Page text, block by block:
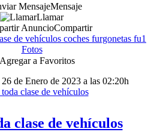
Mensaje
Llamar
Compartir
1
Fotos
a Favoritos
26 de Enero de 2023 a las 02:20h
clase de vehículos